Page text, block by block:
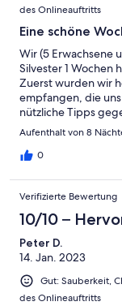
des Onlineauftritts
Eine schöne
Wir (5 Erwachsene
Silvester 1 Wochen
Zuerst wurden wir
empfangen, die
nützliche Tipps
ausgestattet. Da
haben wir auch
direkt neben an,
zu fahren. Und wir
Die Skigebiete Bad
mit dem Auto zu
Haus entfernt,
sehr genossen! Nur
wetterbedingt
schleppen.
Aufenthalt von 8
0
Verifizierte Bewertung
10/10 –
Peter D.
14. Jan. 2023
Gut: Sauberkeit,
des Onlineauftritts